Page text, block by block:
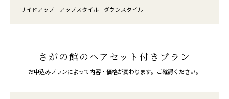
サイドアップ
アップスタイル ダウンスタイル
さがの館のヘアセット付きプラン
お申込みプランによって内容・価格が変わります。ご確認ください。